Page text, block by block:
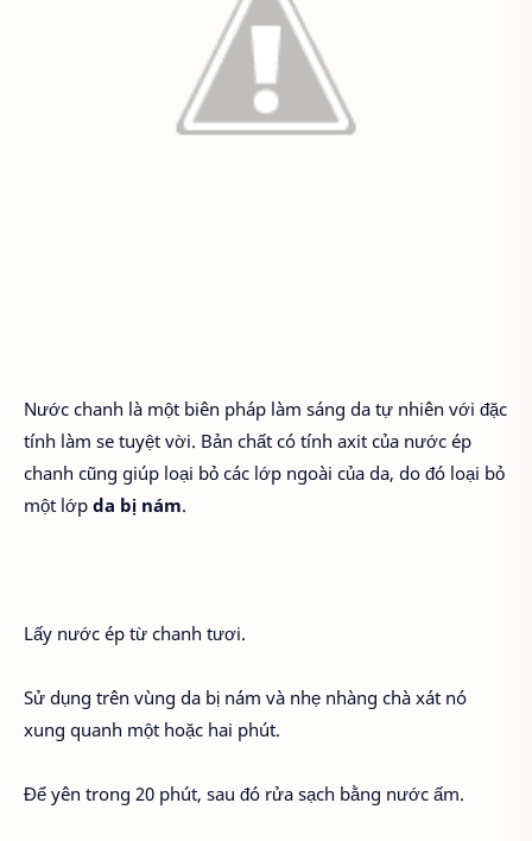
Nước chanh là một biên pháp làm sáng da tự nhiên với đặc
tính làm se tuyệt vời. Bản chất có tính axit của nước ép
chanh cũng giúp loại bỏ các lớp ngoài của da, do đó loại bỏ
một lớp da bị nám.
Lấy nước ép từ chanh tươi.
Sử dụng trên vùng da bị nám và nhẹ nhàng chà xát nó
xung quanh một hoặc hai phút.
Để yên trong 20 phút, sau đó rửa sạch bằng nước ấm.